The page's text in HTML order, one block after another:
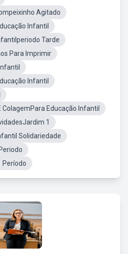
Agitado
Infantil
Tarde
Para Imprimir
Infantil
Educação Infantil
1
Solidariedade
Período